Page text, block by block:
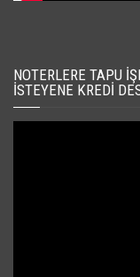
NOTERLERE TAPU
İSTEYENE KREDI